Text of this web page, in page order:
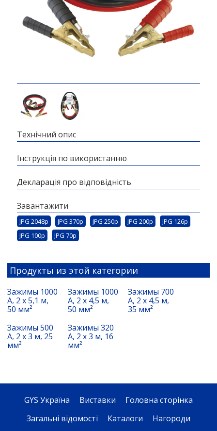
Технічний опис
Інструкція по використанню
Декларація про відповідність
Завантажити
JPG 2048p JPG 370p JPG 250p JPG 200p
JPG 126p
JPG 100p
JPG 70p
Продукты из этой категории
Зажимы 1000
A, 2 x 5,1 м,
50 мм²
Зажимы 1000
A, 2 x 4,5 м,
50 мм²
Зажимы 700
A, 2 x 4,5 м,
35 мм²
Зажимы 500
А, 2 x 3 м, 25
мм²
Зажимы 320
A, 2 x 3 м, 16
мм²
GYS Україна Виставки
Головна сторінка
Загальні відомості
Каталоги
Нагороди